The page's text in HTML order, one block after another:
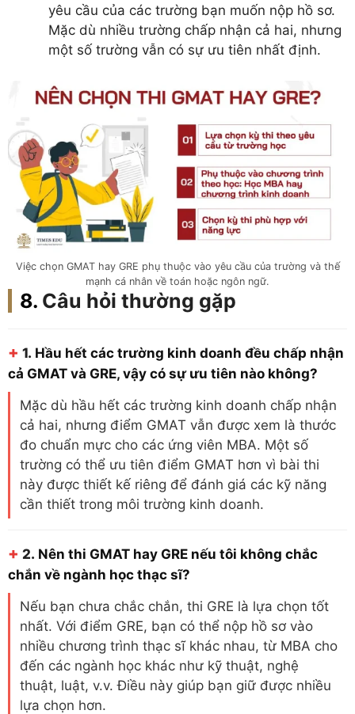
yêu cầu của các trường bạn muốn nộp hồ sơ.
Mặc dù nhiều trường chấp nhận cả hai, nhưng
một số trường vẫn có sự ưu tiên nhất định.
Việc chọn GMAT hay GRE phụ thuộc vào yêu cầu của trường và thế
mạnh cá nhân về toán hoặc ngôn ngữ.
Câu hỏi thường gặp
+ 1. Hầu hết các trường kinh doanh đều chấp nhận
cả GMAT và GRE, vậy có sự ưu tiên nào không?
Mặc dù hầu hết các trường kinh doanh chấp nhận
cả hai, nhưng điểm GMAT vẫn được xem là thước
đo chuẩn mực cho các ứng viên MBA. Một số
trường có thể ưu tiên điểm GMAT hơn vì bài thi
này được thiết kế riêng để đánh giá các kỹ năng
cần thiết trong môi trường kinh doanh.
+ 2. Nên thi GMAT hay GRE nếu tôi không chắc
chắn về ngành học thạc sĩ?
Nếu bạn chưa chắc chắn, thi GRE là lựa chọn tốt
nhất. Với điểm GRE, bạn có thể nộp hồ sơ vào
nhiều chương trình thạc sĩ khác nhau, từ MBA cho
đến các ngành học khác như kỹ thuật, nghệ
thuật, luật, v.v. Điều này giúp bạn giữ được nhiều
lựa chọn hơn.